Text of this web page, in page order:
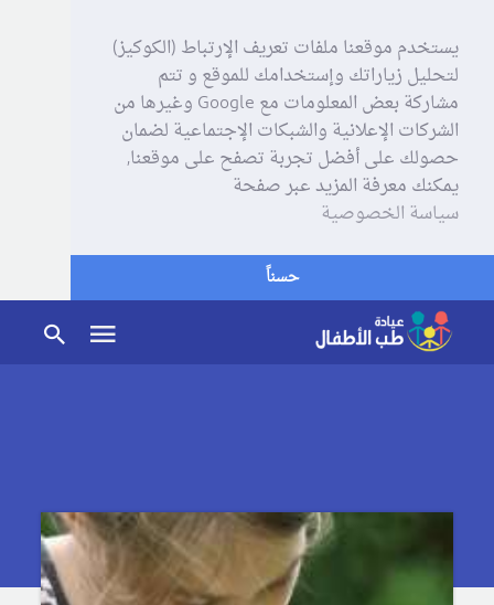
يستخدم موقعنا ملفات تعريف الإرتباط (الكوكيز)
لتحليل زياراتك وإستخدامك للموقع و تتم
مشاركة بعض المعلومات مع Google وغيرها من
الشركات الإعلانية والشبكات الإجتماعية لضمان
حصولك على أفضل تجربة تصفح على موقعنا,
يمكنك معرفة المزيد عبر صفحة
سياسة الخصوصية
حسناً